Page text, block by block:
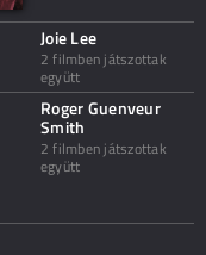
Joie Lee
2 filmben játszottak
együtt
Roger Guenveur
Smith
2 filmben játszottak
együtt